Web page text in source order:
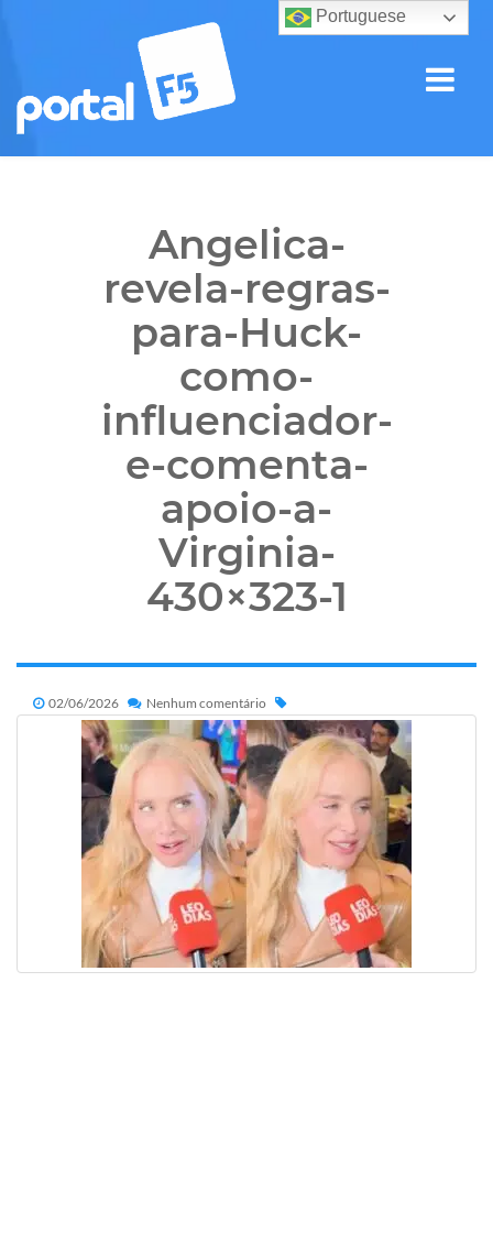
Angelica-
revela-regras-
para-Huck-
como-
influenciador-
e-comenta-
apoio-a-
Virginia-
430×323-1
02/06/2026 Nenhum comentário
Portuguese